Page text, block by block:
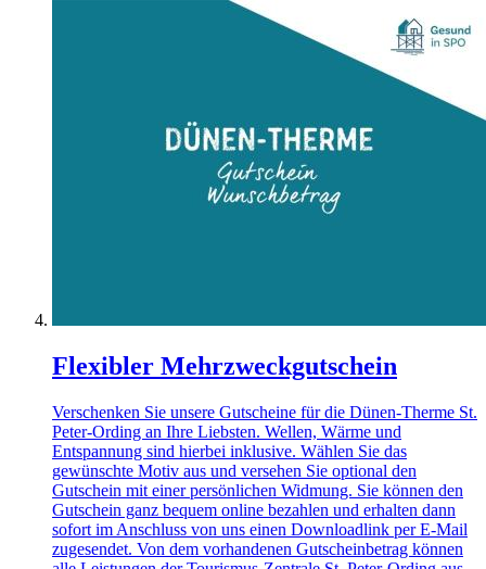
Flexibler Mehrzweckgutschein
Verschenken Sie unsere Gutscheine für die Dünen-Therme St.
Peter-Ording an Ihre Liebsten. Wellen, Wärme und
Entspannung sind hierbei inklusive. Wählen Sie das
gewünschte Motiv aus und versehen Sie optional den
Gutschein mit einer persönlichen Widmung. Sie können den
Gutschein ganz bequem online bezahlen und erhalten dann
sofort im Anschluss von uns einen Downloadlink per E-Mail
zugesendet. Von dem vorhandenen Gutscheinbetrag können